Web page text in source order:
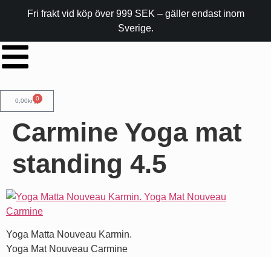
Fri frakt vid köp över 999 SEK – gäller endast inom
Sverige.
0,00kr 0
Carmine Yoga mat
standing 4.5
Yoga Matta Nouveau Karmin.
Yoga Mat Nouveau Carmine